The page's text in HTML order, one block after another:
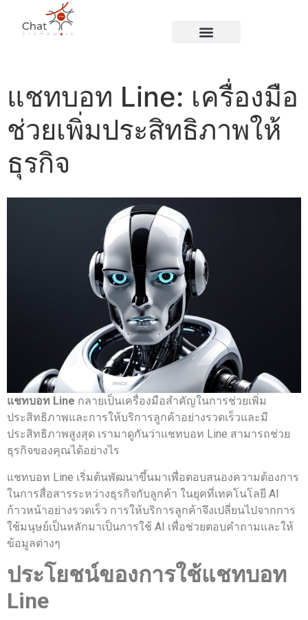
แชทบอท Line: เครื่องมือ
ช่วยเพิ่มประสิทธิภาพให้
ธุรกิจ
แชทบอท Line กลายเป็นเครื่องมือสำคัญในการช่วยเพิ่ม
ประสิทธิภาพและการให้บริการลูกค้าอย่างรวดเร็วและมี
ประสิทธิภาพสูงสุด เรามาดูกันว่าแชทบอท Line สามารถช่วย
ธุรกิจของคุณได้อย่างไร
แชทบอท Line เริ่มต้นพัฒนาขึ้นมาเพื่อตอบสนองความต้องการ
ในการสื่อสารระหว่างธุรกิจกับลูกค้า ในยุคที่เทคโนโลยี AI
ก้าวหน้าอย่างรวดเร็ว การให้บริการลูกค้าจึงเปลี่ยนไปจากการ
ใช้มนุษย์เป็นหลักมาเป็นการใช้ AI เพื่อช่วยตอบคำถามและให้
ข้อมูลต่างๆ
ประโยชน์ของการใช้แชทบอท
Line